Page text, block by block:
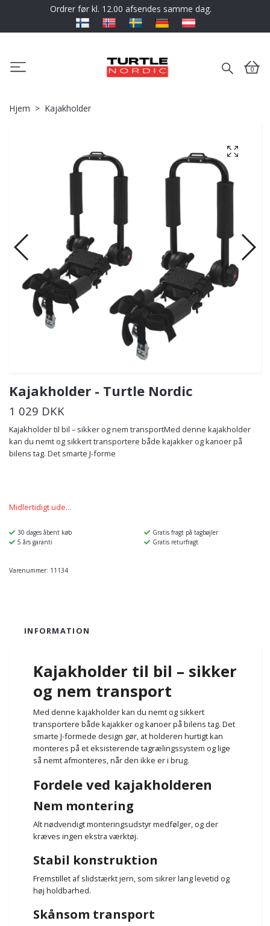
Ordrer før kl. 12.00 afsendes samme dag.
0
Hjem Kajakholder
Kajakholder - Turtle Nordic
1 029 DKK
Kajakholder til bil – sikker og nem transportMed denne kajakholder
kan du nemt og sikkert transportere både kajakker og kanoer på
bilens tag. Det smarte J-forme
Midlertidigt ude...
30 dages åbent køb
Gratis fragt på tagbøjler
5 års garanti
Gratis returfragt
Varenummer: 11134
INFORMATION
Kajakholder til bil – sikker
og nem transport
Med denne kajakholder kan du nemt og sikkert
transportere både kajakker og kanoer på bilens tag. Det
smarte J-formede design gør, at holderen hurtigt kan
monteres på et eksisterende tagrælingssystem og lige
så nemt afmonteres, når den ikke er i brug.
Fordele ved kajakholderen
Nem montering
Alt nødvendigt monteringsudstyr medfølger, og der
kræves ingen ekstra værktøj.
Stabil konstruktion
Fremstillet af slidstærkt jern, som sikrer lang levetid og
høj holdbarhed.
Skånsom transport